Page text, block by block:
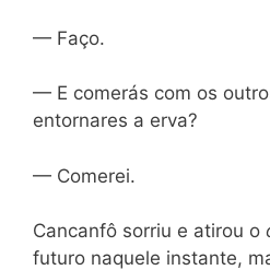
— Faço.
— E comerás com os
entornares a erva?
— Comerei.
Cancanfô sorriu e atirou o
futuro naquele instante,